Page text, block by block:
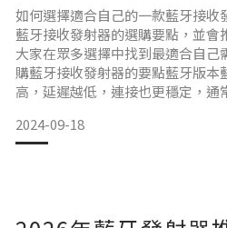
如何選擇適合自己的一款藍牙接收
藍牙接收發射器的選購要點，並
大家在眾多選擇中找到最適合自己
購藍牙接收發射器的要點藍牙版本
高，延遲越低，連接也更穩定，通
類，SBC 是最基本的編碼器，但音
備，而 aptX 和 LDAC 則能提供更
2024-09-18